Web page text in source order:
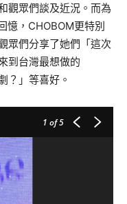
觀眾們談及近況。而為
憶，CHOBOM更特別
眾們分享了她們「這次
到台灣最想做的
？」等喜好。
1 of 5